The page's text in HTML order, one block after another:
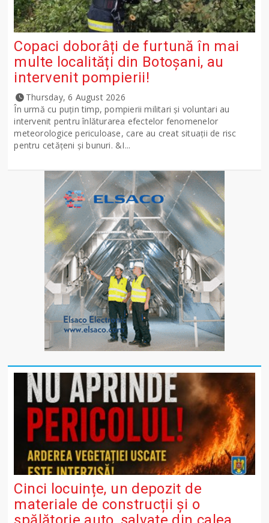
Copaci doborâți de furtună în mai
multe localități din Botoșani, au
intervenit pompierii!
Thursday, 6 August 2026
În urmă cu puțin timp, pompierii militari și voluntari au
intervenit pentru înlăturarea efectelor fenomenelor
meteorologice periculoase, care au creat situații de risc
pentru cetățeni și bunuri. &I...
Cinci locuințe, un depozit de
materiale de construcții și o